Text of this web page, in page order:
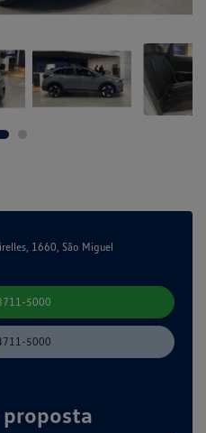
1660, São Miguel
5000
5000